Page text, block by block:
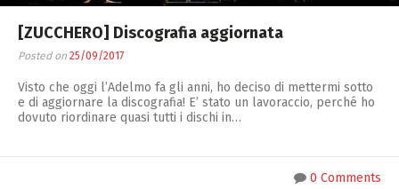
Contatti
[ZUCCHERO] Discografia aggiornata
Posted on 25/09/2017
Visto che oggi l’Adelmo fa gli anni, ho deciso di mettermi sotto
e di aggiornare la discografia! E’ stato un lavoraccio, perché ho
dovuto riordinare quasi tutti i dischi in…
0 Comments